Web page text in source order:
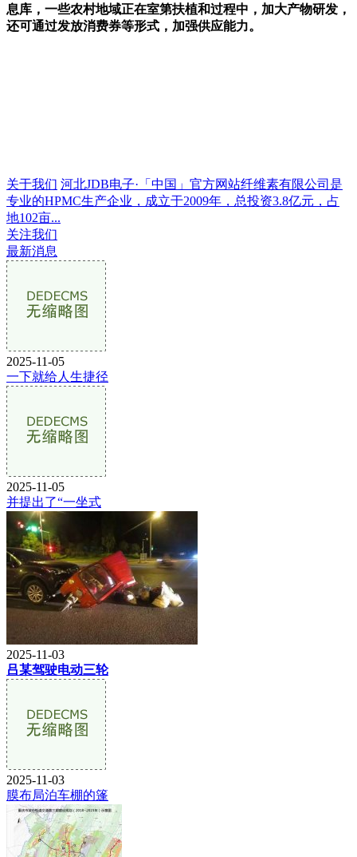
息库，一些农村地域正在室第扶植和过程中，加大产物研发，
还可通过发放消费券等形式，加强供应能力。
关于我们 河北JDB电子·「中国」官方网站纤维素有限公司是
专业的HPMC生产企业，成立于2009年，总投资3.8亿元，占
地102亩...
关注我们
最新消息
2025-11-05
一下就给人生捷径
2025-11-05
并提出了“一坐式
2025-11-03
吕某驾驶电动三轮
2025-11-03
膜布局泊车棚的篷